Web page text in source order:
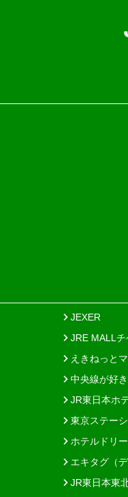
JEXER
JRE MALLチ
えきねっと
中央線が好
JR東日本ホ
東京ステー
ホテルドリ
エキタグ（
JR東日本東